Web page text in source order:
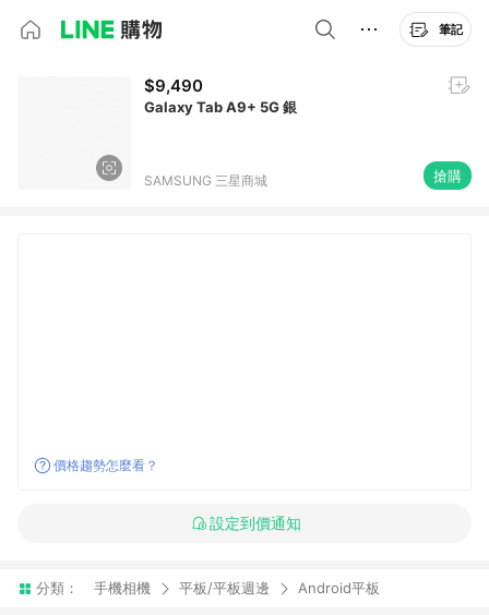
筆記
$9,490
Galaxy Tab A9+ 5G 銀
SAMSUNG 三星商城 搶購
價格趨勢怎麼看？
設定到價通知
分類： 手機相機 平板/平板週邊 Android平板